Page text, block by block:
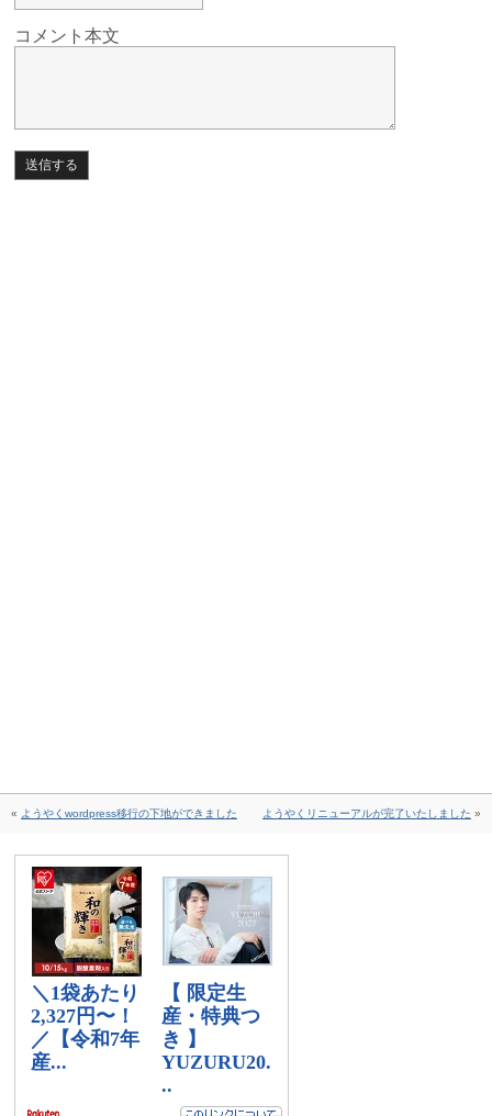
コメント本文
« ようやくwordpress移行の下地ができました ようやくリニューアルが完了いたしました »